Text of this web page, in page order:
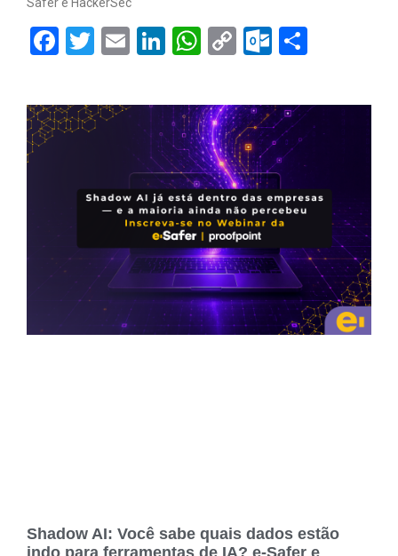
Facebook
Twitter
EmailLinkedIn
WhatsApp
Copy
Shadow AI: Você sabe quais dados estão
indo para ferramentas de IA? e-Safer e